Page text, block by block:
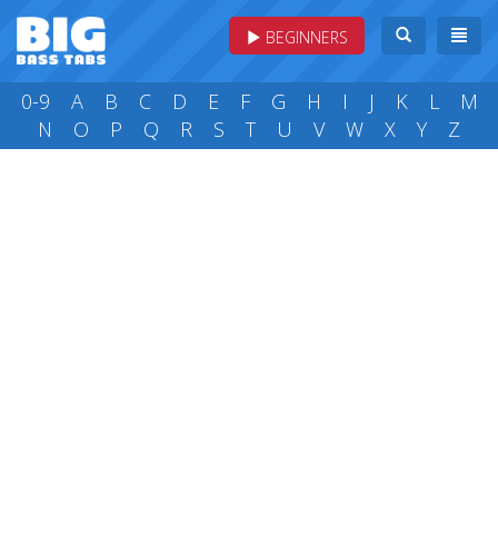
BEGINNERS
0-9 A B C D E F G H I J K L
M
N
O P Q R S T U V W X Y Z